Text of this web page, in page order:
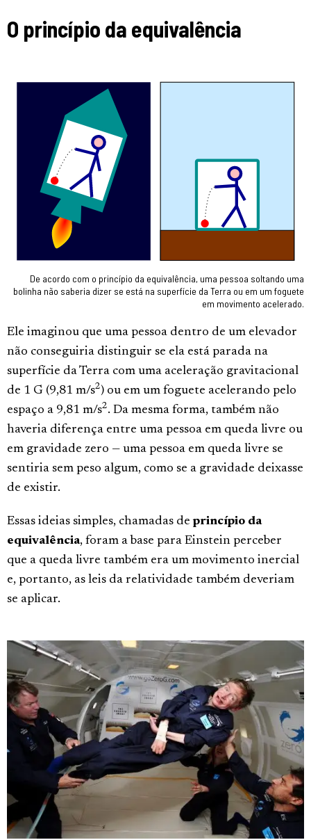
O princípio da equivalência
De acordo com o princípio da equivalência, uma pessoa soltando uma
bolinha não saberia dizer se está na superfície da Terra ou em um foguete
em movimento acelerado.
Ele imaginou que uma pessoa dentro de um elevador
não conseguiria distinguir se ela está parada na
superfície da Terra com uma aceleração gravitacional
de 1 G (9,81 m/s2) ou em um foguete acelerando pelo
espaço a 9,81 m/s2. Da mesma forma, também não
haveria diferença entre uma pessoa em queda livre ou
em gravidade zero — uma pessoa em queda livre se
sentiria sem peso algum, como se a gravidade deixasse
de existir.
Essas ideias simples, chamadas de princípio da
equivalência, foram a base para Einstein perceber
que a queda livre também era um movimento inercial
e, portanto, as leis da relatividade também deveriam
se aplicar.